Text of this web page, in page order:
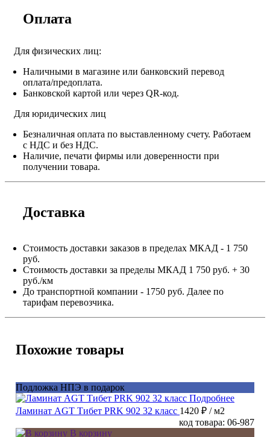
Оплата
Для физических лиц:
Наличными в магазине или банковский перевод
оплата/предоплата.
Банковской картой или через QR-код.
Для юридических лиц
Безналичная оплата по выставленному счету. Работаем
с НДС и без НДС.
Наличие, печати фирмы или доверенности при
получении товара.
Доставка
Стоимость доставки заказов в пределах МКАД - 1 750
руб.
Стоимость доставки за пределы МКАД 1 750 руб. + 30
руб./км
До транспортной компании - 1750 руб. Далее по
тарифам перевозчика.
Похожие товары
Подложка НПЭ в подарок
Подробнее
Ламинат AGT Тибет PRK 902 32 класс 1420 ₽ / м2
код товара: 06-987
В корзину